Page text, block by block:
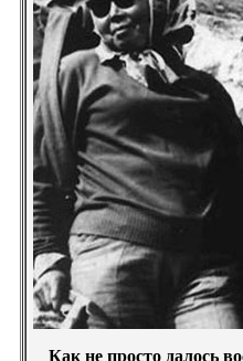
Как не просто далось